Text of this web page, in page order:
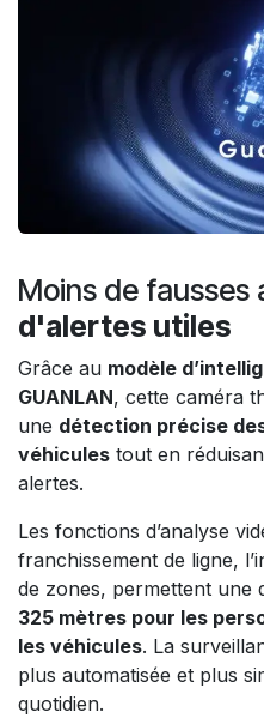
Moins de fausses
d'alertes utiles
Grâce au modèle
GUANLAN, cette caméra
une détection précise
véhicules tout en
alertes.
Les fonctions d’analyse
franchissement de ligne,
de zones, permettent une
325 mètres pour les
les véhicules. La
plus automatisée et plus
quotidien.